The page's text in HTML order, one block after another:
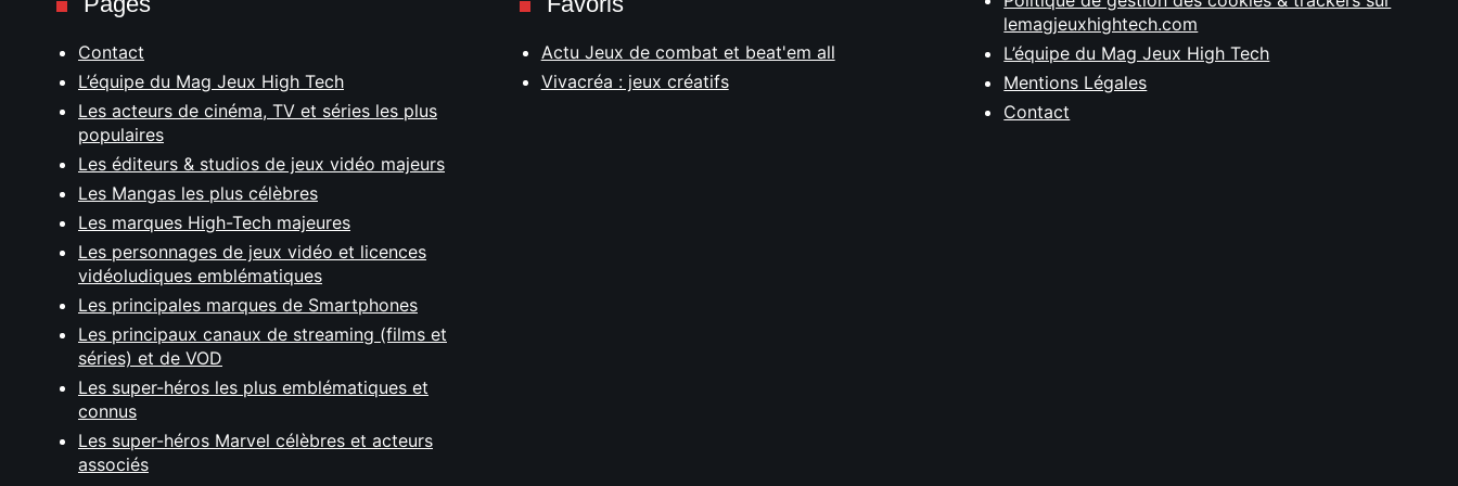
Contact
L’équipe du Mag Jeux High Tech
Les acteurs de cinéma, TV et séries les plus
populaires
Les éditeurs & studios de jeux vidéo majeurs
Les Mangas les plus célèbres
Les marques High-Tech majeures
Les personnages de jeux vidéo et licences
vidéoludiques emblématiques
Les principales marques de Smartphones
Les principaux canaux de streaming (films et
séries) et de VOD
Les super-héros les plus emblématiques et
connus
Les super-héros Marvel célèbres et acteurs
associés
Actu Jeux de combat et beat'em all
Vivacréa : jeux créatifs
lemagjeuxhightech.com
L’équipe du Mag Jeux High Tech
Mentions Légales
Contact